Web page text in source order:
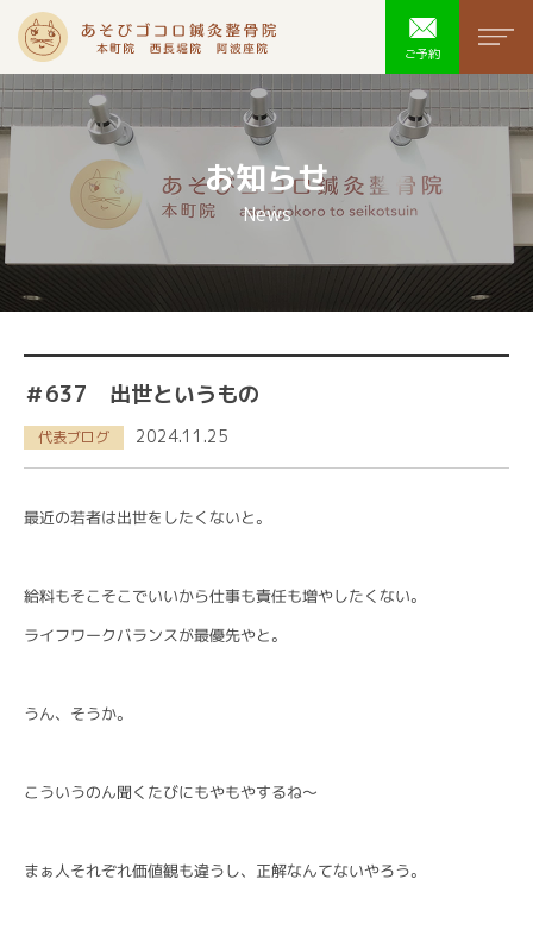
ご予約
あそびゴコ
お知らせ
News
＃637 出世というもの
代表ブログ 2024.11.25
最近の若者は出世をしたくないと。
給料もそこそこでいいから仕事も責任も増やしたくない。
ライフワークバランスが最優先やと。
うん、そうか。
こういうのん聞くたびにもやもやするね～
まぁ人それぞれ価値観も違うし、正解なんてないやろう。